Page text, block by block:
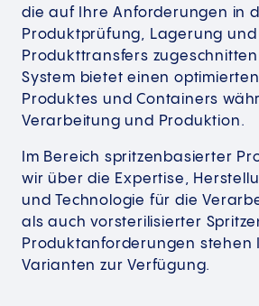
die auf Ihre Anforderungen in
Produktprüfung, Lagerung und
Produkttransfers
System bietet einen
Produktes und Containers
Verarbeitung und Produktion.
Im Bereich spritzenbasierter
wir über die Expertise,
und Technologie für die
als auch vorsterilisierter
Produktanforderungen stehen
Varianten zur Verfügung.